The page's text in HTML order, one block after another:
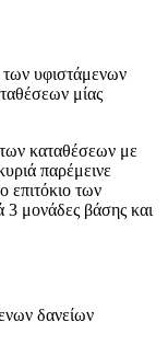
υφιστάμενων
μίας
καταθέσεων με
παρέμεινε
επιτόκιο των
3 μονάδες βάσης και
δανείων